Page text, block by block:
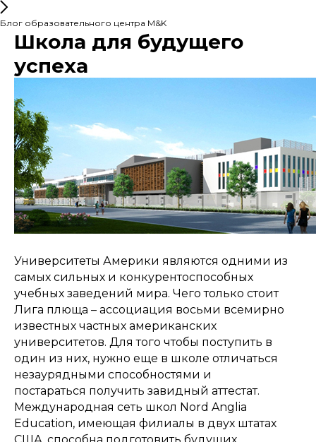
Блог образовательного центра M&K
Школа для будущего
успеха
Университеты Америки являются одними из
самых сильных и конкурентоспособных
учебных заведений мира. Чего только стоит
Лига плюща – ассоциация восьми всемирно
известных частных американских
университетов. Для того чтобы поступить в
один из них, нужно еще в школе отличаться
незаурядными способностями и
постараться получить завидный аттестат.
Международная сеть школ Nord Anglia
Education, имеющая филиалы в двух штатах